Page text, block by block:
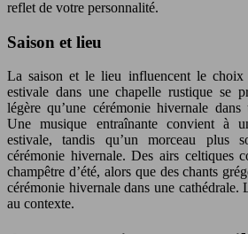
reflet de votre personnalité.
Saison et lieu
La saison et le lieu influencent le choix
estivale dans une chapelle rustique se
légère qu’une cérémonie hivernale
Une musique entraînante convient à
estivale, tandis qu’un morceau plus
cérémonie hivernale. Des airs celtiques
champêtre d’été, alors que des chants
cérémonie hivernale dans une cathédrale.
au contexte.